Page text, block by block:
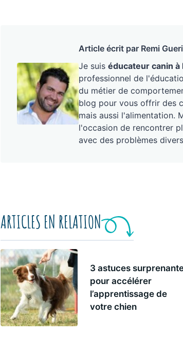
Article écrit par Remi
Je suis éducateur canin à
professionnel de
du métier de
blog pour vous offrir des
mais aussi l'alimentation.
l'occasion de rencontrer
avec des problèmes
ARTICLES EN RELATION
3 astuces
pour accélérer
l’apprentissage de
votre chien